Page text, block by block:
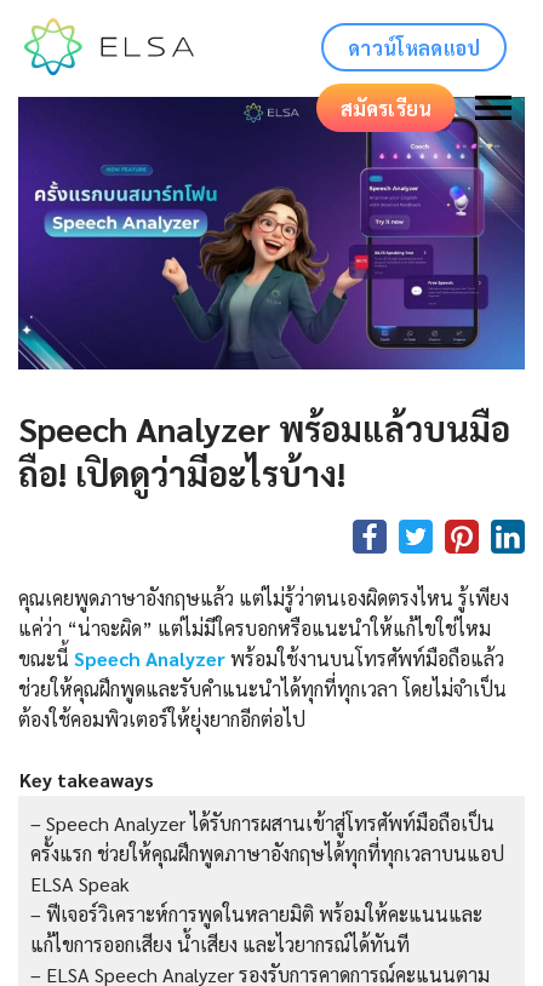
ดาวน์โหลดแอป
สมัครเรียน
Speech Analyzer พร้อมแล้วบนมือ
ถือ! เปิดดูว่ามีอะไรบ้าง!
คุณเคยพูดภาษาอังกฤษแล้ว แต่ไม่รู้ว่าตนเองผิดตรงไหน รู้เพียง
แค่ว่า “น่าจะผิด” แต่ไม่มีใครบอกหรือแนะนำให้แก้ไขใช่ไหม
ขณะนี้ Speech Analyzerพร้อมใช้งานบนโทรศัพท์มือถือแล้ว
ช่วยให้คุณฝึกพูดและรับคำแนะนำได้ทุกที่ทุกเวลา โดยไม่จำเป็น
ต้องใช้คอมพิวเตอร์ให้ยุ่งยากอีกต่อไป
Key takeaways
– Speech Analyzer ได้รับการผสานเข้าสู่โทรศัพท์มือถือเป็น
ครั้งแรก ช่วยให้คุณฝึกพูดภาษาอังกฤษได้ทุกที่ทุกเวลาบนแอป
ELSA Speak
– ฟีเจอร์วิเคราะห์การพูดในหลายมิติ พร้อมให้คะแนนและ
แก้ไขการออกเสียง น้ำเสียง และไวยากรณ์ได้ทันที
– ELSA Speech Analyzer รองรับการคาดการณ์คะแนนตาม